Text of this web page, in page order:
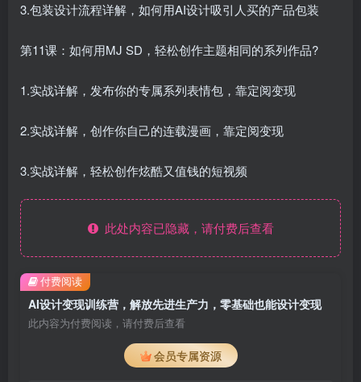
3.包装设计流程详解，如何用AI设计吸引人买的产品包装
第11课：如何用MJ SD，轻松创作主题相同的系列作品?
1.实战详解，发布你的专属系列表情包，靠定阅变现
2.实战详解，创作你自己的连载漫画，靠定阅变现
3.实战详解，轻松创作炫酷又值钱的短视频
此处内容已隐藏，请付费后查看
AI设计变现训练营，解放先进生产力，零基础也能设计变现
此内容为付费阅读，请付费后查看
会员专属资源
付费阅读